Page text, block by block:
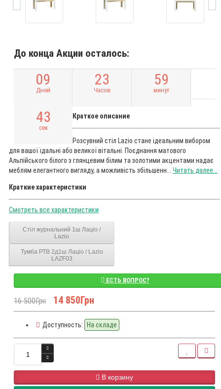
До конца Акции осталось:
09
Дней
23
Часов
59
минут
41
сек
Краткое описание
Розсувний стіл Lazio стане ідеальним вибором
для вашої їдальні або великої вітальні. Поєднання матового
Альпійського білого з глянцевим білим та золотими акцентами надає
меблям елегантного вигляду, а можливість збільшенн... Читать далее...
Краткие характеристики
Смотреть все характеристики
Стіл журнальний 1ш Лаціо /
Lazio
Тумба РТВ 2д1ш Лаціо / Lazio
LAZF03
ЕСТЬ ВОПРОС?
16 500Грн 14 850Грн
Доступность: На складе
В корзину